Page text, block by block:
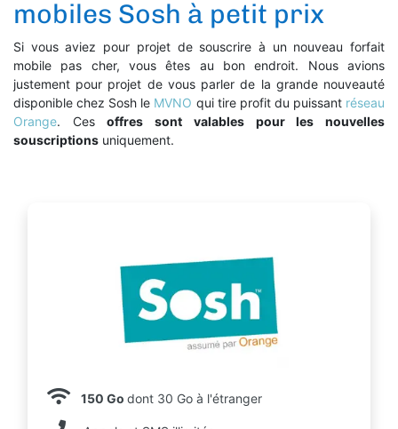
mobiles Sosh à petit prix
Si vous aviez pour projet de souscrire à un nouveau forfait
mobile pas cher, vous êtes au bon endroit. Nous avions
justement pour projet de vous parler de la grande nouveauté
disponible chez Sosh le MVNO qui tire profit du puissant réseau
Orange. Cesoffres sont valables pour les nouvelles
souscriptions uniquement.
150 Go dont 30 Go à l'étranger